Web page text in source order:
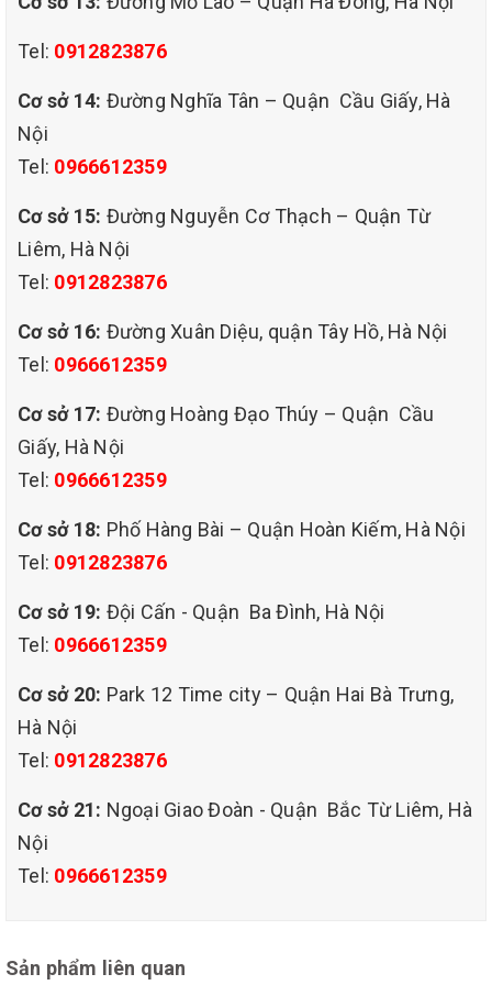
sạch bằng máy móc chuyên dụng. Công ty QHT VIỆT
NAM của chúng tôi là đơn vị giặt ghế sofa hàng đầu, xin
cung cấp cho các bạn dịch vụ giặt ghế sofa uy tín, chất
lượng với giá cạnh tranh. Nếu có nhu cầu hãy liên hệ với
chúng tôi qua SDT : 0912 823 876 - 0966 612 359.
QUY TRÌNH DỊCH VỤ GIẶT GHẾ SOFA GIA RẺ TẠI
QUẬN CẦU GIẤY TP HÀ NỘI
sofa.
Tel: 0912823876
Cơ sở 14: Đường Nghĩa Tân – Quận Cầu Giấy, Hà
Nội
Tel: 0966612359
Cơ sở 15: Đường Nguyễn Cơ Thạch – Quận Từ
Liêm, Hà Nội
Tel: 0912823876
Cơ sở 16: Đường Xuân Diệu, quận Tây Hồ, Hà Nội
Tel: 0966612359
Cơ sở 17: Đường Hoàng Đạo Thúy – Quận Cầu
Giấy, Hà Nội
Tel: 0966612359
Cơ sở 18: Phố Hàng Bài – Quận Hoàn Kiếm, Hà Nội
Tel: 0912823876
Cơ sở 19: Đội Cấn - Quận Ba Đình, Hà Nội
Tel: 0966612359
Cơ sở 20: Park 12 Time city – Quận Hai Bà Trưng,
Hà Nội
Tel: 0912823876
Cơ sở 21: Ngoại Giao Đoàn - Quận Bắc Từ Liêm, Hà
Nội
Tel: 0966612359
Sản phẩm liên quan